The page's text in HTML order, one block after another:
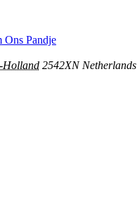
Ons Pandje
Holland 2542XN Netherlands